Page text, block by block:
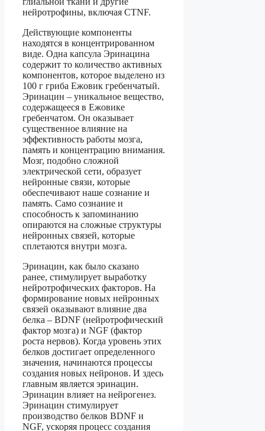
нейротрофины, включая CTNF.
Действующие компоненты
находятся в концентрированном
виде. Одна капсула Эринацина
содержит то количество активных
компонентов, которое выделено из
100 г гриба Ежовик гребенчатый.
Эринацин – уникальное вещество,
содержащееся в Ежовике
гребенчатом. Он оказывает
существенное влияние на
эффективность работы мозга,
память и концентрацию внимания.
Мозг, подобно сложной
электрической сети, образует
нейронные связи, которые
обеспечивают наше сознание и
память. Само сознание и
способность к запоминанию
опираются на сложные структуры
нейронных связей, которые
сплетаются внутри мозга.
Эринацин, как было сказано
ранее, стимулирует выработку
нейротрофических факторов. На
формирование новых нейронных
связей оказывают влияние два
белка – BDNF (нейротрофический
фактор мозга) и NGF (фактор
роста нервов). Когда уровень этих
белков достигает определенного
значения, начинаются процессы
создания новых нейронов. И здесь
главным является эринацин.
Эринацин влияет на нейрогенез.
Эринацин стимулирует
производство белков BDNF и
NGF, ускоряя процесс создания